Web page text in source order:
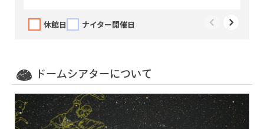
休館日 ナイター開催日
名探偵コナン 灼熱の銀河鉄道（ギャラクシーレ
イルロード）
ドームシアターについて